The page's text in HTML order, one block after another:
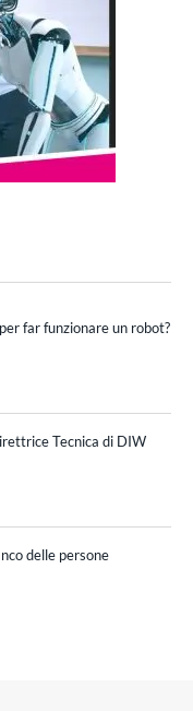
far funzionare un robot?
Tecnica di DIW
delle persone